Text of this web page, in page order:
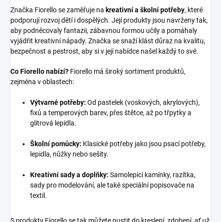
Značka Fiorello se zaměřuje na kreativní a školní potřeby, které
podporují rozvoj dětí i dospělých. Její produkty jsou navrženy tak,
aby podněcovaly fantazii, zábavnou formou učily a pomáhaly
vyjádřit kreativní nápady. Značka se snaží klást důraz na kvalitu,
bezpečnost a pestrost, aby si v její nabídce našel každý to své.
Co Fiorello nabízí? Fiorello má široký sortiment produktů,
zejména v oblastech:
Výtvarné potřeby: Od pastelek (voskových, akrylových),
fixů a temperových barev, přes štětce, až po třpytky a
glitrová lepidla.
Školní pomůcky: Klasické potřeby jako jsou psací potřeby,
lepidla, nůžky nebo sešity.
Kreativní sady a doplňky: Samolepicí kamínky, razítka,
sady pro modelování, ale také speciální popisovače na
textil.